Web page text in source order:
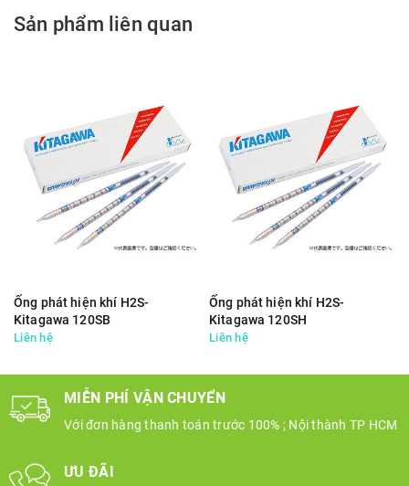
Sản phẩm liên quan
Ống phát hiện khí H2S-
Kitagawa 120SB
Liên hệ
Ống phát hiện khí H2S-
Kitagawa 120SH
Liên hệ
MIỄN PHÍ VẬN CHUYỂN
Với đơn hàng thanh toán trước 100% ; Nội thành TP HCM
ƯU ĐÃI